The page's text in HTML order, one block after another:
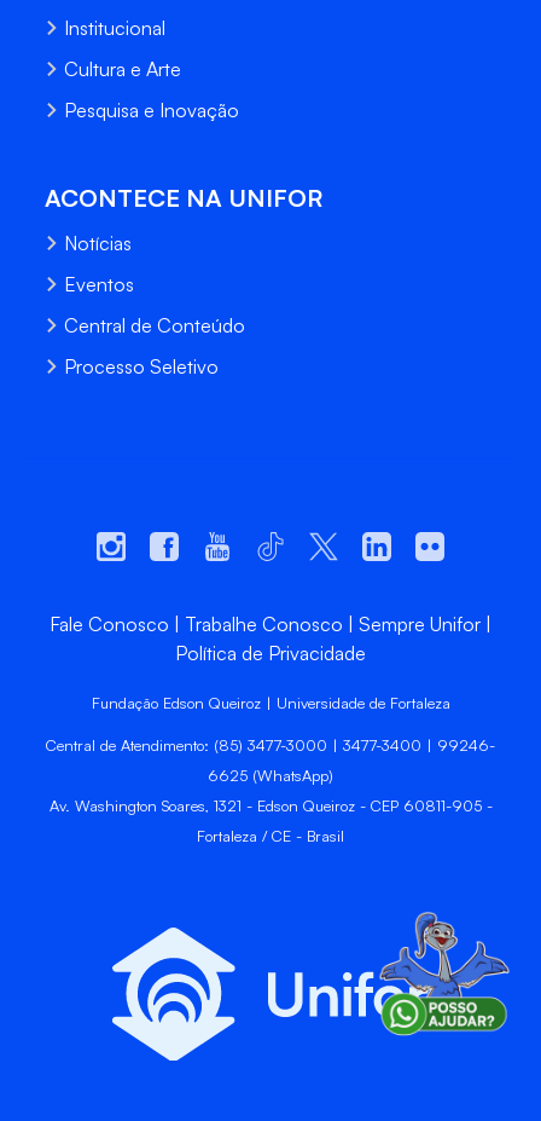
Institucional
Cultura e Arte
Pesquisa e Inovação
ACONTECE NA UNIFOR
Notícias
Eventos
Central de Conteúdo
Processo Seletivo
Fale Conosco Trabalhe Conosco
Sempre Unifor
Política de Privacidade
Fundação Edson Queiroz | Universidade de Fortaleza
Central de Atendimento: (85) 3477-3000 | 3477-3400 | 99246-
6625 (WhatsApp)
Av. Washington Soares, 1321 - Edson Queiroz - CEP 60811-905 -
Fortaleza / CE - Brasil